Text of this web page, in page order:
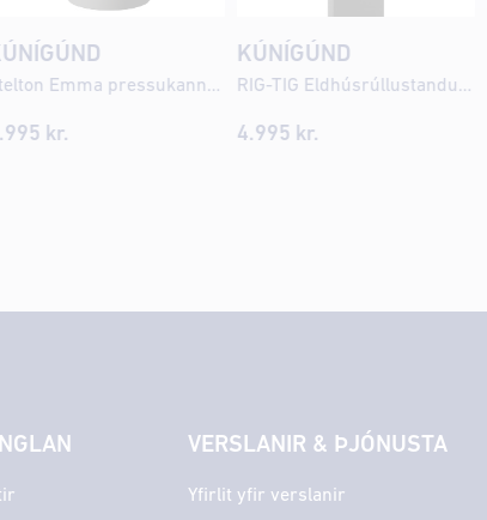
Stelton Emma pressukanna 1ltr svört
kr.
KÚNÍGÚND
RIG-TIG Eldhúsrúllustandur svartur
4.995 kr.
VERSLANIR & ÞJÓNUSTA
Yfirlit yfir verslanir